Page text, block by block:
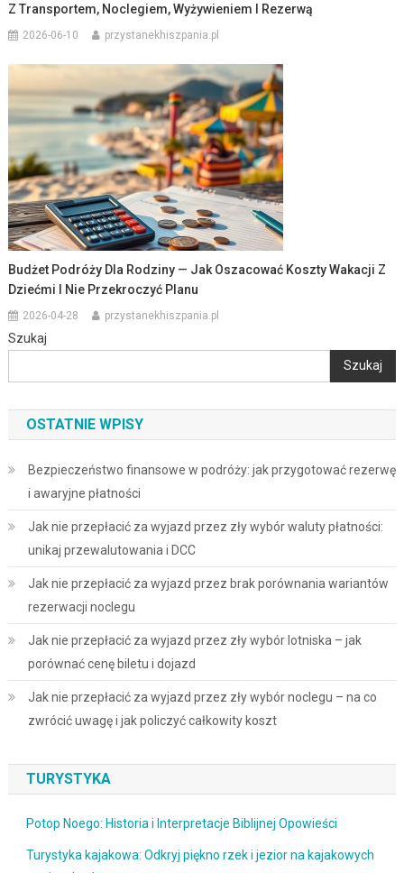
Z Transportem, Noclegiem, Wyżywieniem I Rezerwą
2026-06-10 przystanekhiszpania.pl
Budżet Podróży Dla Rodziny — Jak Oszacować Koszty Wakacji Z
Dziećmi I Nie Przekroczyć Planu
2026-04-28 przystanekhiszpania.pl
Szukaj
Szukaj
OSTATNIE WPISY
Bezpieczeństwo finansowe w podróży: jak przygotować rezerwę
i awaryjne płatności
Jak nie przepłacić za wyjazd przez zły wybór waluty płatności:
unikaj przewalutowania i DCC
Jak nie przepłacić za wyjazd przez brak porównania wariantów
rezerwacji noclegu
Jak nie przepłacić za wyjazd przez zły wybór lotniska – jak
porównać cenę biletu i dojazd
Jak nie przepłacić za wyjazd przez zły wybór noclegu – na co
zwrócić uwagę i jak policzyć całkowity koszt
TURYSTYKA
Potop Noego: Historia i Interpretacje Biblijnej Opowieści
Turystyka kajakowa: Odkryj piękno rzek i jezior na kajakowych